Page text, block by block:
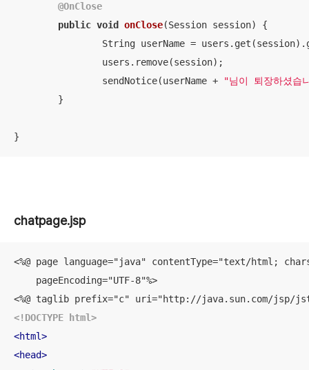
@OnClose
public void onClose(Session session)
{
		sendNotice(userName +
"님이 퇴장하셨
chatpage.jsp
<%@ page language="java" contentType="text/html;
    pageEncoding="UTF-8"%>
<!DOCTYPE html>
<html>
<head>